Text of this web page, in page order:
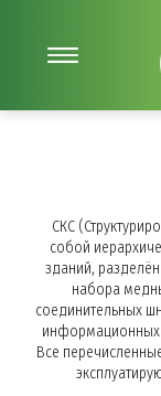
СКС
собой
зданий,
набора
соединительных
информационных
Все